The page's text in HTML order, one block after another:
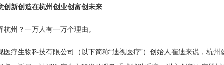
创新创造在杭州创业创富创未来
杭州？一万人有一万个理由。
医疗生物科技有限公司（以下简称“迪视医疗”）创始人崔迪来说，杭州